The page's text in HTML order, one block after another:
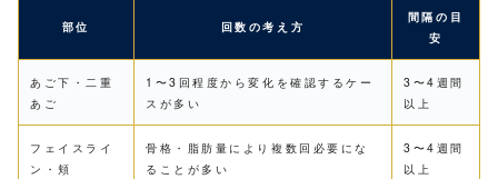
部位 回数の考え方
間隔の目
安
あご下・二重
あご
1〜3回程度から変化を確認するケー
スが多い
3〜4週間
以上
フェイスライ
ン・頬
骨格・脂肪量により複数回必要にな
ることが多い
3〜4週間
以上